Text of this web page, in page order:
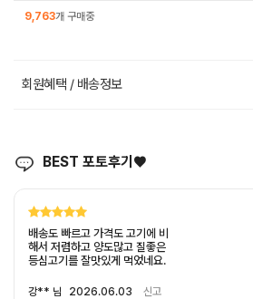
9,763개 구매중
회원혜택 / 배송정보
BEST 포토후기♥
배송도 빠르고 가격도 고기에 비
해서 저렴하고 양도많고 질좋은
등심고기를 잘맛있게 먹었네요.
강** 님 2026.06.03 신고